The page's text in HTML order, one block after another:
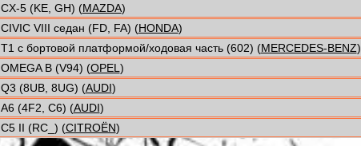
CX-5 (KE, GH) (MAZDA)
CIVIC VIII седан (FD, FA) (HONDA)
T1 c бортовой платформой/ходовая часть (602) (MERCEDES-BENZ)
OMEGA B (V94) (OPEL)
Q3 (8UB, 8UG) (AUDI)
A6 (4F2, C6) (AUDI)
C5 II (RC_) (CITROËN)